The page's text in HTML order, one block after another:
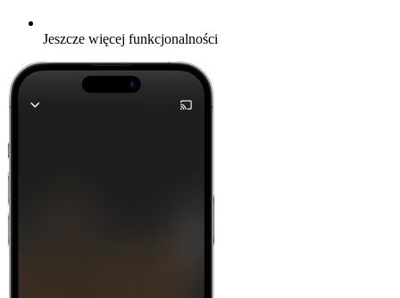
Jeszcze więcej funkcjonalności